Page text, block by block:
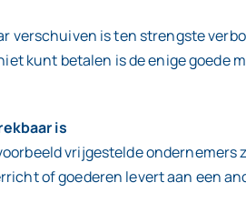
verschuiven is ten strengste
kunt betalen is de enige goede
is
vrijgestelde
of goederen levert aan een